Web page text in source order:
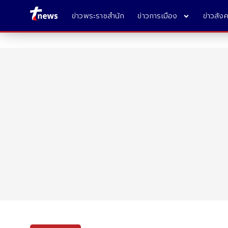
ข่าวพระราชสำนัก ข่าวการเมือง ข่าวสัง